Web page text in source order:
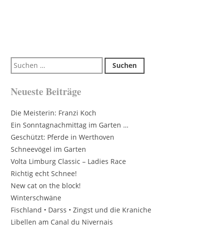
Suchen
nach:
Neueste Beiträge
Die Meisterin: Franzi Koch
Ein Sonntagnachmittag im Garten …
Geschützt: Pferde in Werthoven
Schneevögel im Garten
Volta Limburg Classic – Ladies Race
Richtig echt Schnee!
New cat on the block!
Winterschwäne
Fischland • Darss • Zingst und die Kraniche
Libellen am Canal du Nivernais